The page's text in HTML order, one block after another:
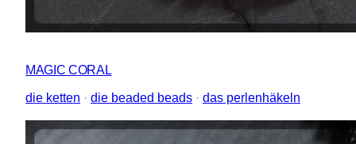
MAGIC CORAL
die ketten · die beaded beads · das perlenhäkeln